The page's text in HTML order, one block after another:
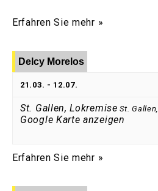
Erfahren Sie mehr »
Delcy Morelos
21.03. - 12.07.
St. Gallen, Lokremise St. Gallen,
Google Karte anzeigen
Erfahren Sie mehr »